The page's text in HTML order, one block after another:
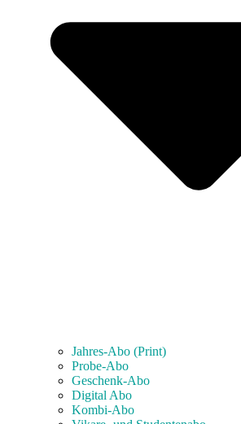
Jahres-Abo (Print)
Probe-Abo
Geschenk-Abo
Digital Abo
Kombi-Abo